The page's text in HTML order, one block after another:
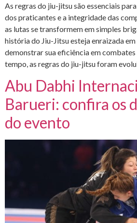
As regras do jiu-jitsu são essenciais
dos praticantes e a integridade das
as lutas se transformem em simples
história do Jiu-Jitsu esteja enraizada
demonstrar sua eficiência em combates
tempo, as regras do jiu-jitsu foram
Abu Dabhi
Barueri: confira os
do evento